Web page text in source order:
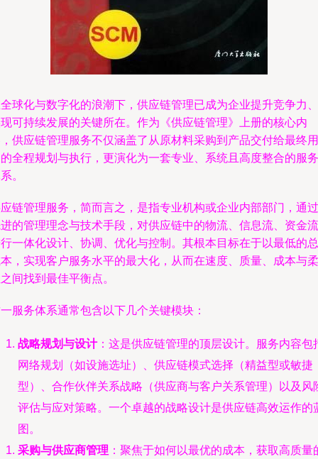
球化与数字化的浪潮下，供应链管理已成为企业提升竞争力、
可持续发展的关键所在。作为《供应链管理》上册的核心内
供应链管理服务不仅涵盖了从原材料采购到产品交付给最终用
全程规划与执行，更演化为一套专业、系统且高度整合的服务
。
链管理服务，简而言之，是指专业机构或企业内部部门，通过
的管理理念与技术手段，对供应链中的物流、信息流、资金流
一体化设计、协调、优化与控制。其根本目标在于以最低的总
，实现客户服务水平的最大化，从而在速度、质量、成本与柔
间找到最佳平衡点。
服务体系通常包含以下几个关键模块：
战略规划与设计：这是供应链管理的顶层设计。服务内容包
网络规划（如设施选址）、供应链模式选择（精益型或敏捷
型）、合作伙伴关系战略（供应商与客户关系管理）以及风
评估与应对策略。一个卓越的战略设计是供应链高效运作的
图。
采购与供应商管理 ：聚焦于如何以最优的成本，获取高质量